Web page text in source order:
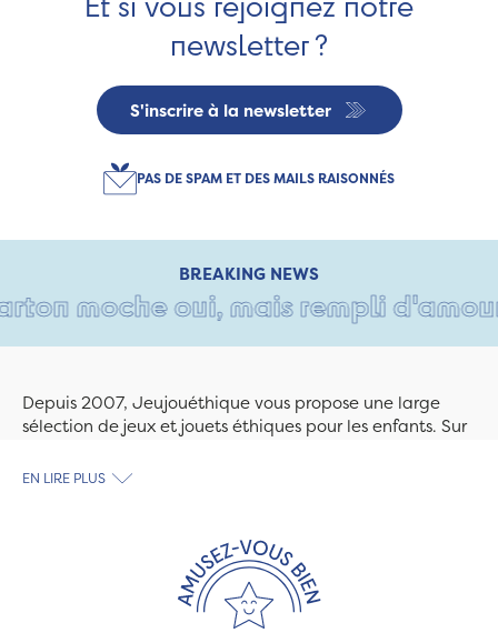
newsletter ?
S'inscrire à la newsletter
PAS DE SPAM ET DES MAILS RAISONNÉS
BREAKING NEWS
moche oui, mais rempli d'amour
Depuis 2007, Jeujouéthique vous propose une large
sélection de jeux et jouets éthiques pour les enfants. Sur
découvrez le plus grand choix de jouets en bois
les jeux et jouets en bois de qualité et engagés dans le
développement durable. Ils nous fabriquent des jouets
pour les jeunes enfants, des jeux d'éveil, des jeux de
société, des jouets d'imitation, des jeux de plein air, ... et
EN LIRE PLUS